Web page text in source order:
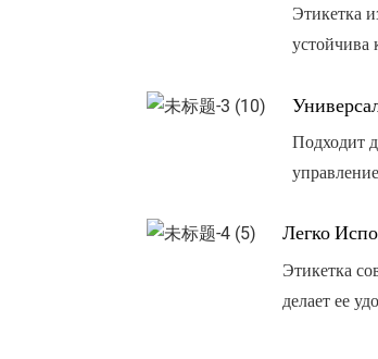
Этикетка
Подходит
Легко
Этикетка
делает ее